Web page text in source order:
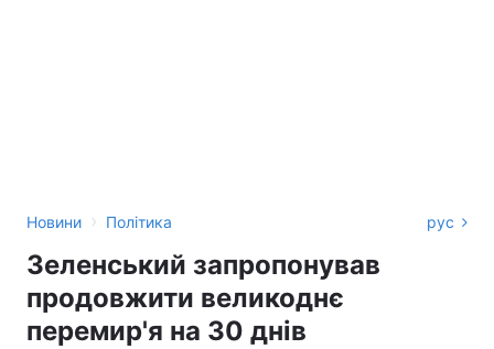
Новини › Політика рус
Зеленський запропонував
продовжити великоднє
перемир'я на 30 днів